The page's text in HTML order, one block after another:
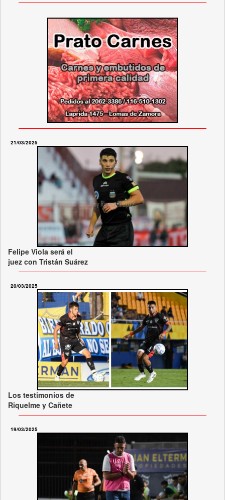
21/03/2025
Felipe Viola será el
juez con Tristán Suárez
20/03/2025
Los testimonios de
Riquelme y Cañete
19/03/2025